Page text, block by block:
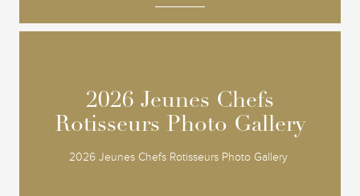
2026 Jeunes Chefs
Rotisseurs Photo Gallery
2026 Jeunes Chefs Rotisseurs Photo Gallery
2026 Jeunes Chefs
Rotisseurs Photo Gallery